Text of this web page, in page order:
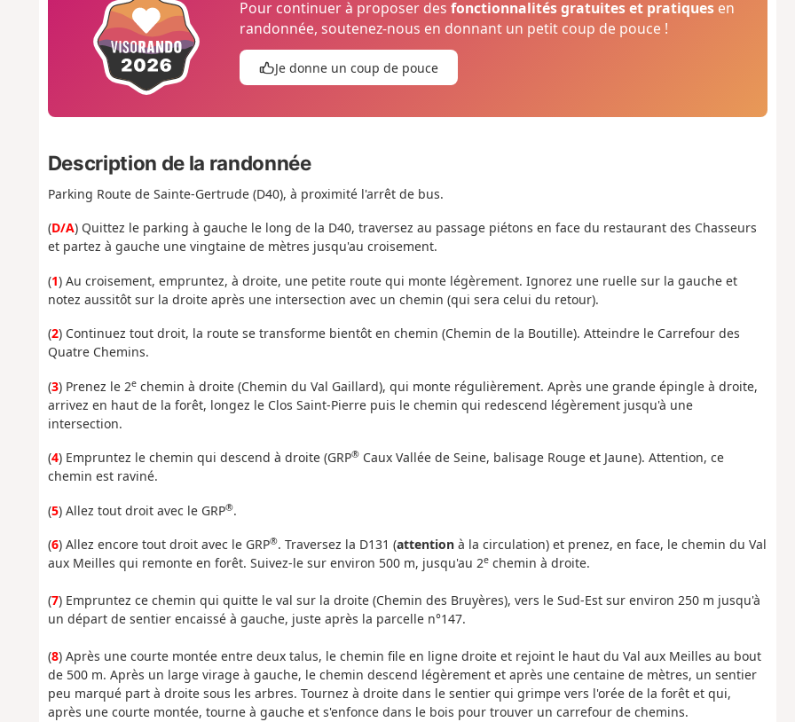
Pour continuer à proposer desfonctionnalités gratuites et pratiques en
randonnée, soutenez-nous en donnant un petit coup de pouce !
Je donne un coup de pouce
Description de la randonnée
Parking Route de Sainte-Gertrude (D40), à proximité l'arrêt de bus.
(D/A) Quittez le parking à gauche le long de la D40, traversez au passage piétons en face du restaurant des Chasseurs
et partez à gauche une vingtaine de mètres jusqu'au croisement.
(1) Au croisement, empruntez, à droite, une petite route qui monte légèrement. Ignorez une ruelle sur la gauche et
notez aussitôt sur la droite après une intersection avec un chemin (qui sera celui du retour).
(2) Continuez tout droit, la route se transforme bientôt en chemin (Chemin de la Boutille). Atteindre le Carrefour des
Quatre Chemins.
(3) Prenez le 2echemin à droite (Chemin du Val Gaillard), qui monte régulièrement. Après une grande épingle à droite,
arrivez en haut de la forêt, longez le Clos Saint-Pierre puis le chemin qui redescend légèrement jusqu'à une
intersection.
(4) Empruntez le chemin qui descend à droite (GRP®Caux Vallée de Seine, balisage Rouge et Jaune). Attention, ce
chemin est raviné.
(5) Allez tout droit avec le GRP®.
(6) Allez encore tout droit avec le GRP®. Traversez la D131 (attentionà la circulation) et prenez, en face, le chemin du Val
aux Meilles qui remonte en forêt. Suivez-le sur environ 500 m, jusqu'au 2echemin à droite.
(7) Empruntez ce chemin qui quitte le val sur la droite (Chemin des Bruyères), vers le Sud-Est sur environ 250 m jusqu'à
un départ de sentier encaissé à gauche, juste après la parcelle n°147.
(8) Après une courte montée entre deux talus, le chemin file en ligne droite et rejoint le haut du Val aux Meilles au bout
de 500 m. Après un large virage à gauche, le chemin descend légèrement et après une centaine de mètres, un sentier
peu marqué part à droite sous les arbres. Tournez à droite dans le sentier qui grimpe vers l'orée de la forêt et qui,
après une courte montée, tourne à gauche et s'enfonce dans le bois pour trouver un carrefour de chemins.